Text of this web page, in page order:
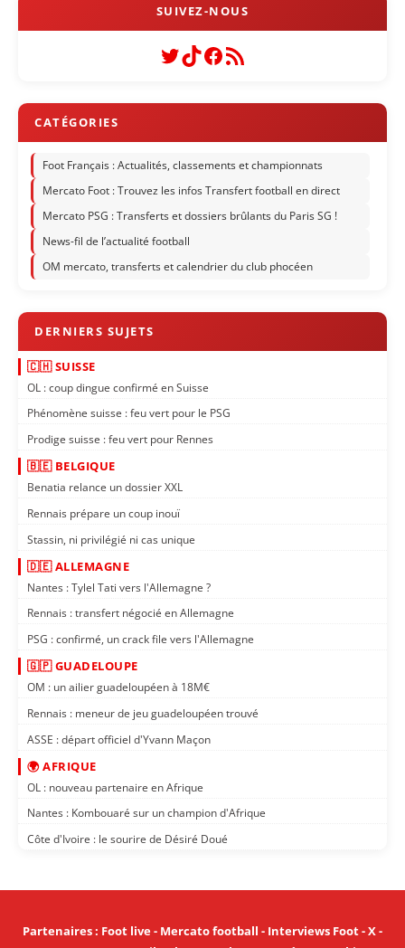
Twitter
TikTok
Facebook
Flux RSS
Foot Français : Actualités, classements et championnats
Mercato Foot : Trouvez les infos Transfert football en direct
Mercato PSG : Transferts et dossiers brûlants du Paris SG !
News-fil de l’actualité football
OM mercato, transferts et calendrier du club phocéen
🇨🇭 SUISSE
OL : coup dingue confirmé en Suisse
Phénomène suisse : feu vert pour le PSG
Prodige suisse : feu vert pour Rennes
🇧🇪 BELGIQUE
Benatia relance un dossier XXL
Rennais prépare un coup inouï
Stassin, ni privilégié ni cas unique
🇩🇪 ALLEMAGNE
Nantes : Tylel Tati vers l'Allemagne ?
Rennais : transfert négocié en Allemagne
PSG : confirmé, un crack file vers l'Allemagne
🇬🇵 GUADELOUPE
OM : un ailier guadeloupéen à 18M€
Rennais : meneur de jeu guadeloupéen trouvé
ASSE : départ officiel d'Yvann Maçon
🌍 AFRIQUE
OL : nouveau partenaire en Afrique
Nantes : Kombouaré sur un champion d'Afrique
Côte d'Ivoire : le sourire de Désiré Doué
Partenaires: Foot live- Mercato football - Interviews Foot-X-